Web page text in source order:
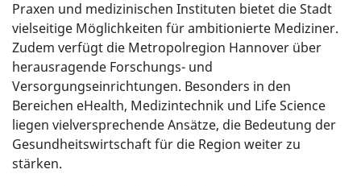
Praxen und medizinischen Instituten bietet die Stadt
vielseitige Möglichkeiten für ambitionierte Mediziner.
Zudem verfügt die Metropolregion Hannover über
herausragende Forschungs- und
Versorgungseinrichtungen. Besonders in den
Bereichen eHealth, Medizintechnik und Life Science
liegen vielversprechende Ansätze, die Bedeutung der
Gesundheitswirtschaft für die Region weiter zu
stärken.